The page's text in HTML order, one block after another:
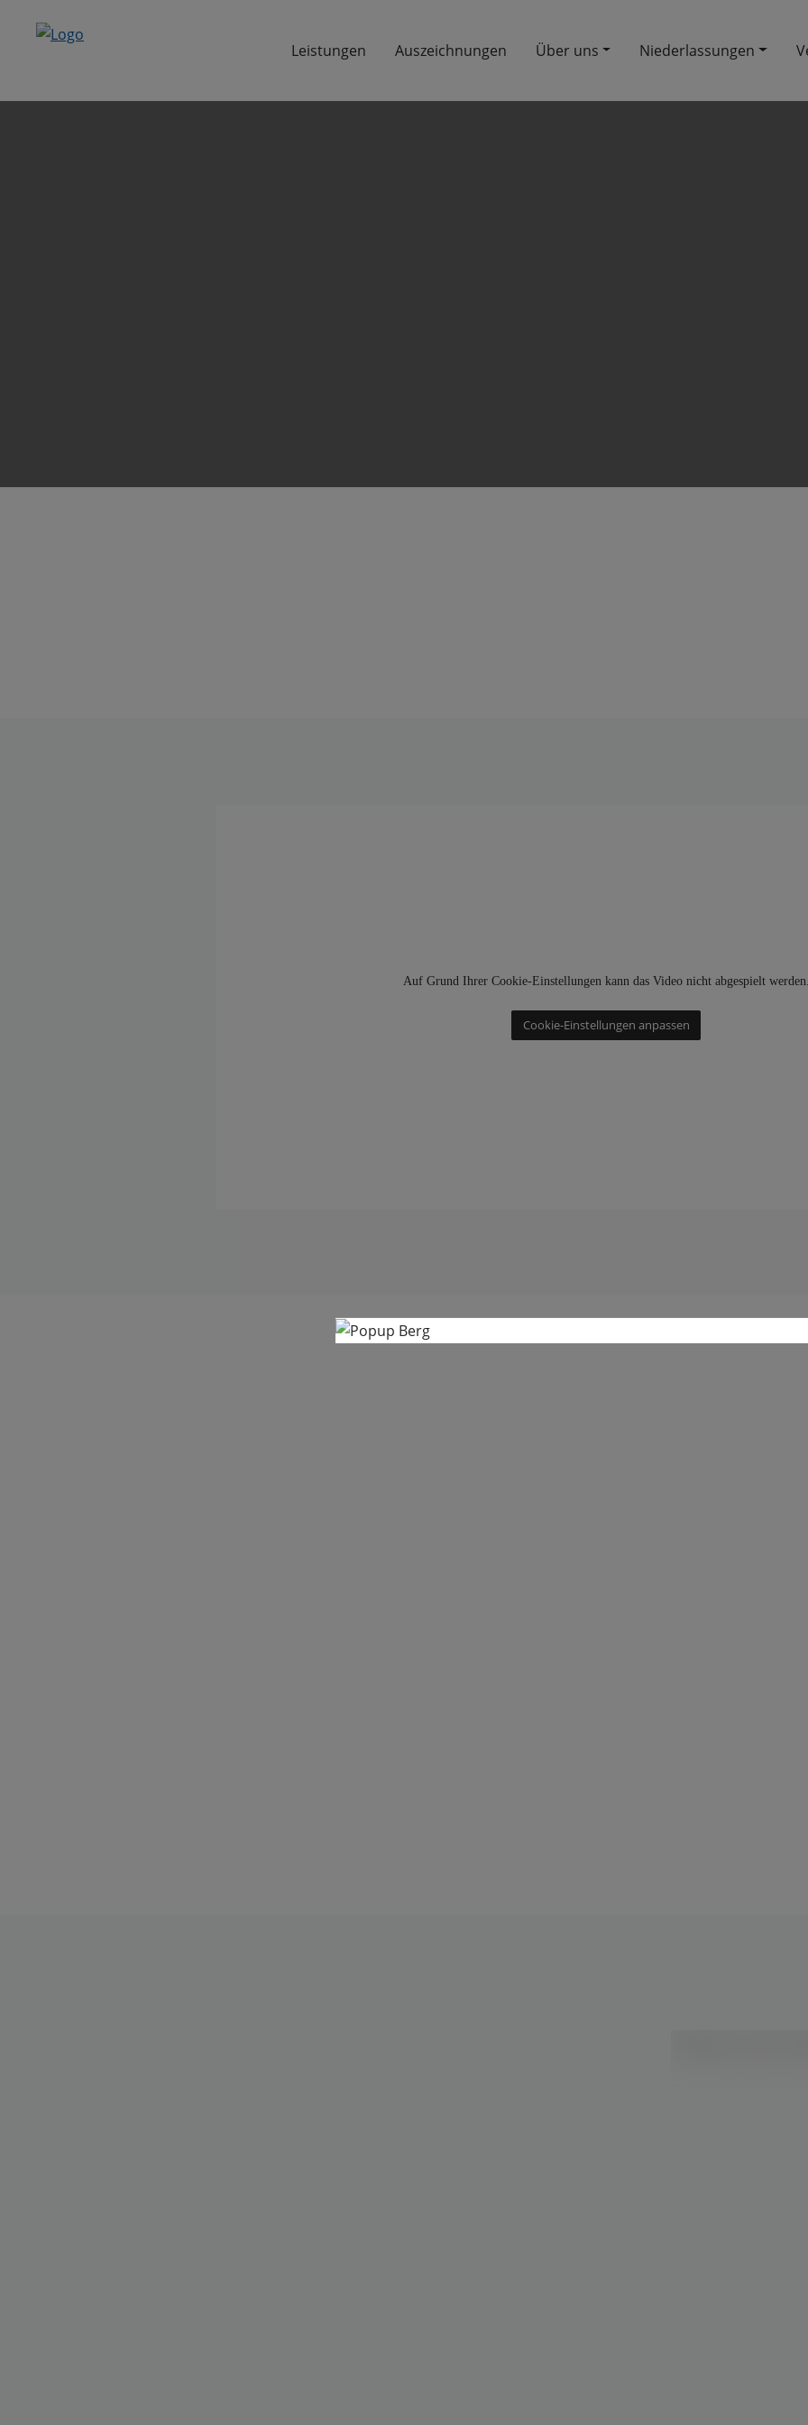
Leistungen Auszeichnungen Über uns Niederlassungen
Auf Grund Ihrer Cookie-Einstellungen kann das Video nicht abgespielt
Cookie-Einstellungen anpassen